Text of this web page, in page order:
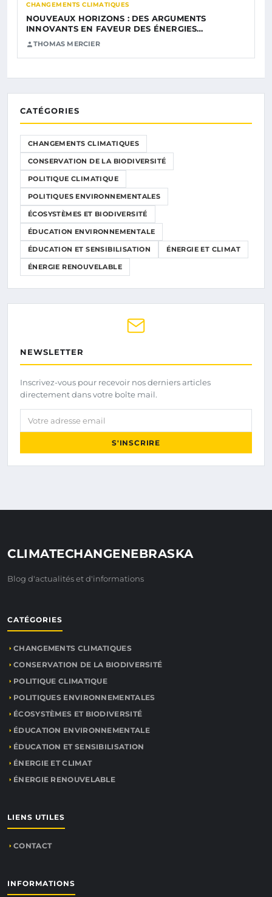
CHANGEMENTS CLIMATIQUES
NOUVEAUX HORIZONS : DES ARGUMENTS
INNOVANTS EN FAVEUR DES ÉNERGIES…
THOMAS MERCIER
CATÉGORIES
CHANGEMENTS CLIMATIQUES
CONSERVATION DE LA BIODIVERSITÉ
POLITIQUE CLIMATIQUE
POLITIQUES ENVIRONNEMENTALES
ÉCOSYSTÈMES ET BIODIVERSITÉ
ÉDUCATION ENVIRONNEMENTALE
ÉDUCATION ET SENSIBILISATION ÉNERGIE ET CLIMAT
ÉNERGIE RENOUVELABLE
NEWSLETTER
Inscrivez-vous pour recevoir nos derniers articles
directement dans votre boîte mail.
Votre adresse email
S'INSCRIRE
CLIMATECHANGENEBRASKA
Blog d'actualités et d'informations
CATÉGORIES
CHANGEMENTS CLIMATIQUES
CONSERVATION DE LA BIODIVERSITÉ
POLITIQUE CLIMATIQUE
POLITIQUES ENVIRONNEMENTALES
ÉCOSYSTÈMES ET BIODIVERSITÉ
ÉDUCATION ENVIRONNEMENTALE
ÉDUCATION ET SENSIBILISATION
ÉNERGIE ET CLIMAT
ÉNERGIE RENOUVELABLE
LIENS UTILES
CONTACT
INFORMATIONS